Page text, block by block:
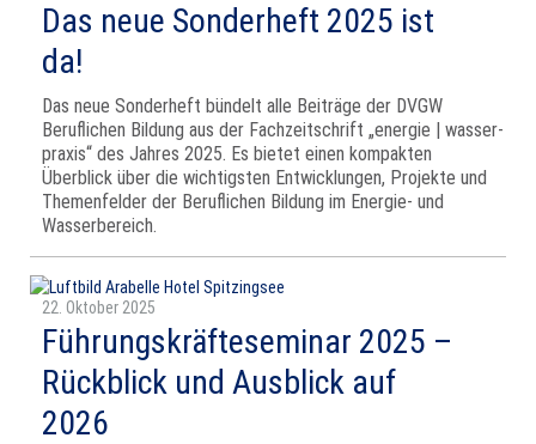
Das neue Sonderheft 2025 ist
da!
Das neue Sonderheft bündelt alle Beiträge der DVGW
Beruflichen Bildung aus der Fachzeitschrift „energie | wasser-
praxis“ des Jahres 2025. Es bietet einen kompakten
Überblick über die wichtigsten Entwicklungen, Projekte und
Themenfelder der Beruflichen Bildung im Energie- und
Wasserbereich.
22. Oktober 2025
Führungskräfteseminar 2025 –
Rückblick und Ausblick auf
2026